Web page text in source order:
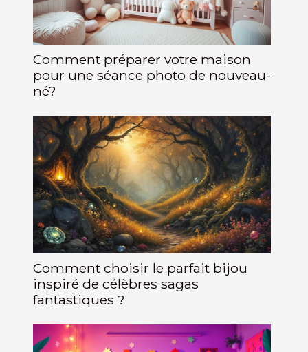
Comment préparer votre maison
pour une séance photo de nouveau-
né?
Comment choisir le parfait bijou
inspiré de célèbres sagas
fantastiques ?